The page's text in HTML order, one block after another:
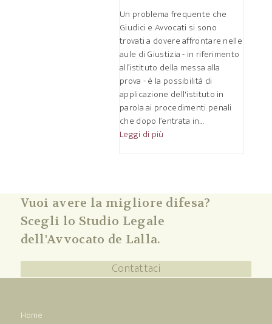
Un problema frequente che
Giudici e Avvocati si sono
trovati a dovere affrontare nelle
aule di Giustizia - in riferimento
all’istituto della messa alla
prova - è la possibilità di
applicazione dell'istituto in
parola ai procedimenti penali
che dopo l’entrata in…
Leggi di più
Vuoi avere la migliore difesa?
Scegli lo Studio Legale
dell'Avvocato de Lalla.
Contattaci
Home